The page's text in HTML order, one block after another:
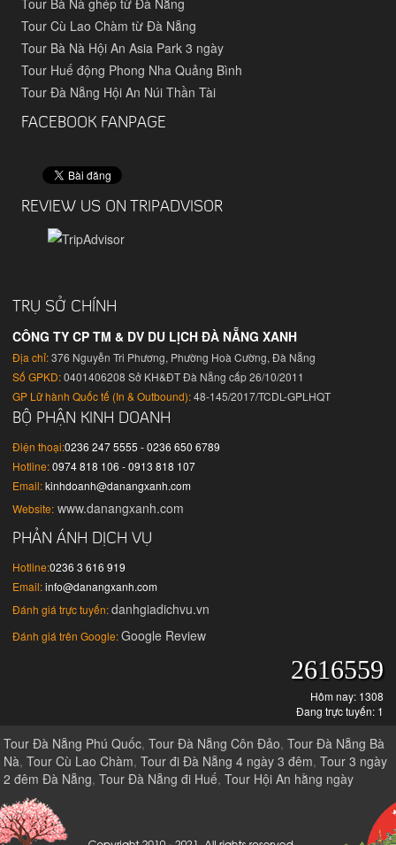
Tour Cù Lao Chàm từ Đà Nẵng
Tour Bà Nà Hội An Asia Park 3 ngày
Tour Huế động Phong Nha Quảng Bình
Tour Đà Nẵng Hội An Núi Thần Tài
FACEBOOK FANPAGE
REVIEW US ON TRIPADVISOR
TRỤ SỞ CHÍNH
CÔNG TY CP TM & DV DU LỊCH ĐÀ NẴNG XANH
Địa chỉ:376 Nguyễn Tri Phương, Phường Hoà Cường, Đà Nẵng
Số GPKD:0401406208 Sở KH&ĐT Đà Nẵng cấp 26/10/2011
GP Lữ hành Quốc tế (In & Outbound):48-145/2017/TCDL-GPLHQT
BỘ PHẬN KINH DOANH
Điện thoại:0236 247 5555 - 0236 650 6789
Hotline: 0974 818 106 - 0913 818 107
Email: kinhdoanh@danangxanh.com
Website: www.danangxanh.com
PHẢN ÁNH DỊCH VỤ
Hotline:0236 3 616 919
Email: info@danangxanh.com
Đánh giá trực tuyến:danhgiadichvu.vn
Đánh giá trên Google: Google Review
2616559
Hôm nay: 1308
Đang trực tuyến: 1
Tour Đà Nẵng Phú Quốc,Tour Đà Nẵng Côn Đảo,Tour Đà Nẵng Bà
Nà,Tour Cù Lao Chàm,Tour đi Đà Nẵng 4 ngày 3 đêm,Tour 3 ngày
2 đêm Đà Nẵng,Tour Đà Nẵng đi Huế,Tour Hội An hằng ngày